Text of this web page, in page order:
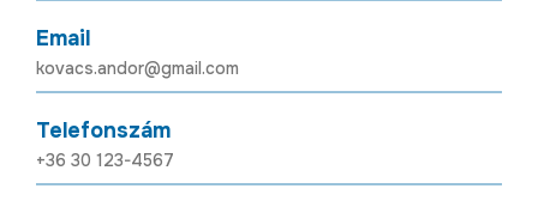
Email
Telefonszám